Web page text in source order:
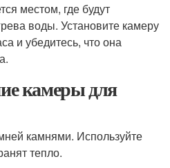
местом, где будут
воды. Установите камеру
и убедитесь, что она
камеры для
камнями. Используйте
тепло.